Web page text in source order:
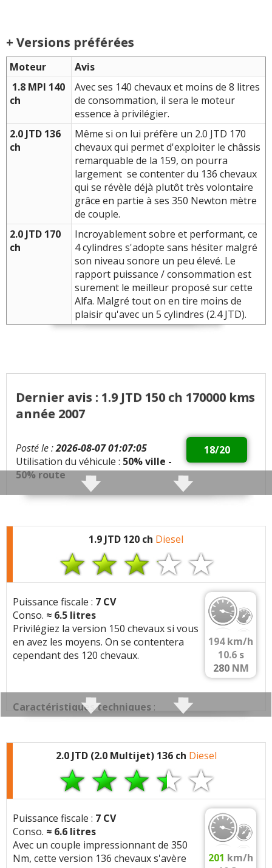
+ Versions préférées
Moteur
Avis
1.8 MPI 140
ch
Avec ses 140 chevaux et moins de 8 litres
de consommation, il sera le moteur
essence à privilégier.
2.0 JTD 136
ch
Même si on lui préfère un 2.0 JTD 170
chevaux qui permet d'exploiter le châssis
remarquable de la 159, on pourra
largement se contenter du 136 chevaux
qui se révèle déjà plutôt très volontaire
grâce en partie à ses 350 Newton mètre
de couple.
2.0 JTD 170
ch
Incroyablement sobre et performant, ce
4 cylindres s'adopte sans hésiter malgré
son niveau sonore un peu élevé. Le
rapport puissance / consommation est
surement le meilleur proposé sur cette
Alfa. Malgré tout on en tire moins de
plaisir qu'avec un 5 cylindres (2.4 JTD).
Dernier avis : 1.9 JTD 150 ch 170000 kms
année 2007
18/20
Posté le :2026-08-07 01:07:05
Utilisation du véhicule : 50% ville -
50% route
Moteur qui est coupleux et de l’allonge
Boîte manuelle 6 rapports= important sur autoroute
Équipements riches
Sellerie
Ligne intemporelle
Défauts :Protection carrosserie inexistante
Accès au coffre restreint pour des objets
encombrants
Consommation moyenne :Ville entre 7l et
8l/100kms Péri-urbain= 4l/4.5l/100 kms maxi on peut
descendre de 4l/100kms en fonction de
l’environnement Autoroute= 5l à 6l/100 kms à 120
km/h en 6ème
Problèmes rencontrés :
Triangles AV, résolus
Usures des pneumatiques AV
Poids de la bête= 1600 kgs, on ne peut rien n’y faire
1.9 JTD 120 ch Diesel
194 km/h
10.6 s
280 NM
Puissance fiscale : 7 CV
Conso. ≈ 6.5 litres
Privilégiez la version 150 chevaux si vous
en avez les moyens. On se contentera
cependant des 120 chevaux.
Caractéristiques techniques :
4 cylindres(1910 cc)
Moteur:1.9 jtd 120 192A1000
Performances:120 ch a 4000 tr/min, 280 Nm a
2000 tr/min
Carburation:
Diesel
Cylindree:1910 cm3
Architecture:4 cylindres, 2 soupapes/cyl, En
ligne
2.0 JTD (2.0 Multijet) 136 ch Diesel
201 km/h
Puissance fiscale : 7 CV
Conso. ≈ 6.6 litres
Avec un couple impressionnant de 350
Nm, cette version 136 chevaux s'avère